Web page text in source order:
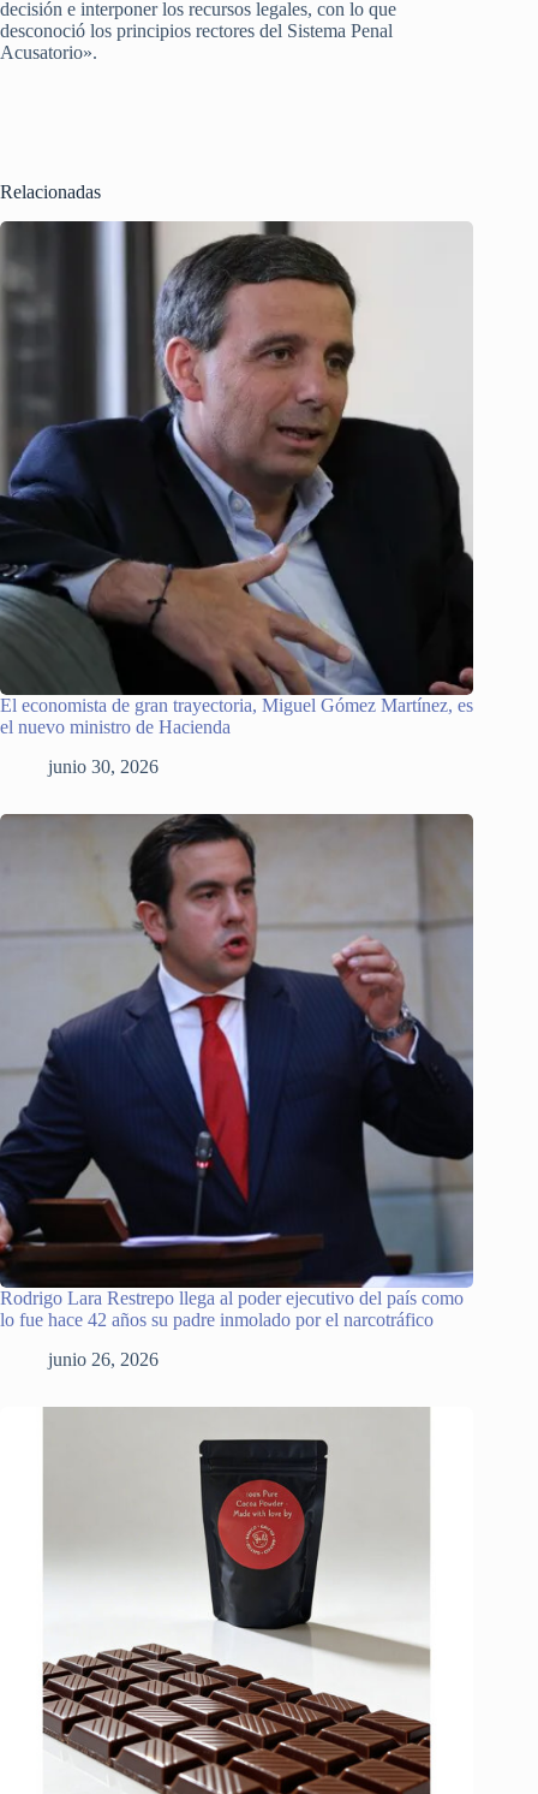
decisión e interponer los recursos legales, con lo que
desconoció los principios rectores del Sistema Penal
Acusatorio».
Relacionadas
El economista de gran trayectoria, Miguel Gómez Martínez, es
el nuevo ministro de Hacienda
junio 30, 2026
Rodrigo Lara Restrepo llega al poder ejecutivo del país como
lo fue hace 42 años su padre inmolado por el narcotráfico
junio 26, 2026